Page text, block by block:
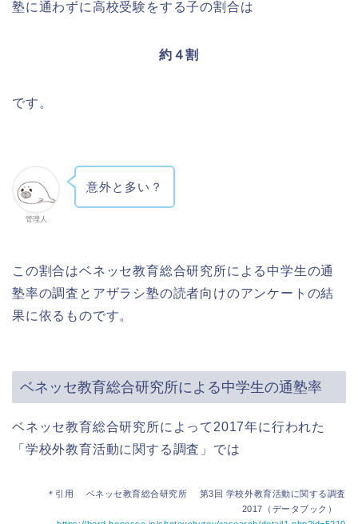
塾に通わずに高校受験をする子の割合は
約４割
です。
管理人
意外と多い？
この割合はベネッセ教育総合研究所による中学生の通
塾率の調査とアザラシ塾の読者向けのアンケートの結
果に依るものです。
ベネッセ教育総合研究所による中学生の通塾率
ベネッセ教育総合研究所によって2017年に行われた
「学校外教育活動に関する調査」では
＊引用 ベネッセ教育総合研究所 第3回 学校外教育活動に関する調査
2017（データブック）